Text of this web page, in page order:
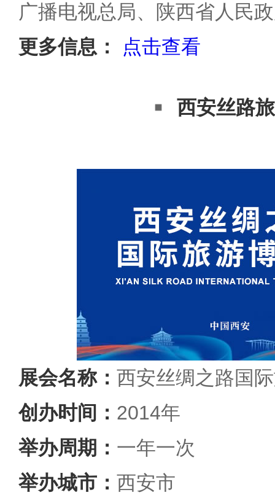
广播电视总局、陕西省人民
更多信息：
点击查看
西安丝路
展会名称： 西安丝绸之路国
创办时间： 2014年
举办周期： 一年一次
举办城市： 西安市